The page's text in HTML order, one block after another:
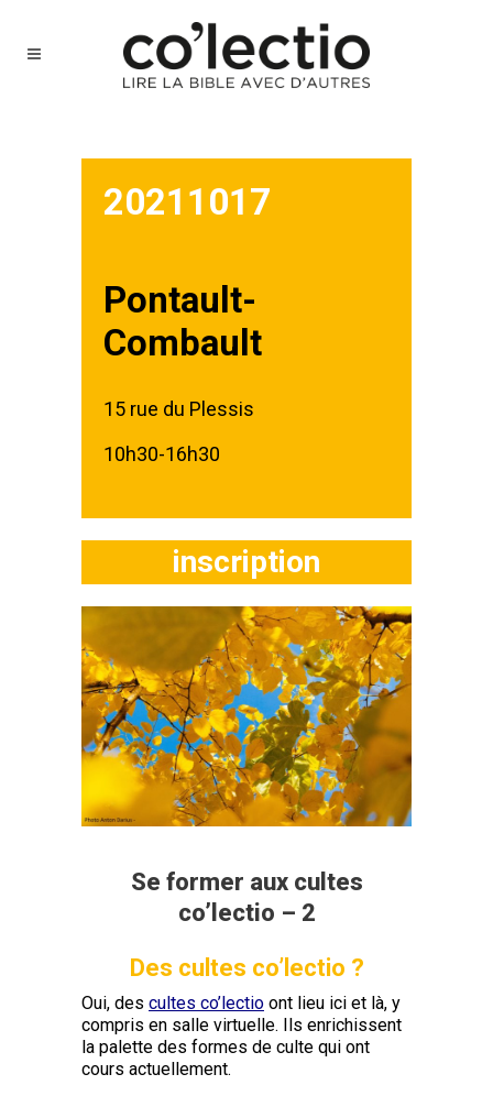
20211017
Pontault-
Combault
15 rue du Plessis
10h30-16h30
inscription
Se former aux cultes
co’lectio – 2
Des cultes co’lectio ?
Oui, des cultes co’lectio ont lieu ici et là, y
compris en salle virtuelle. Ils enrichissent
la palette des formes de culte qui ont
cours actuellement.